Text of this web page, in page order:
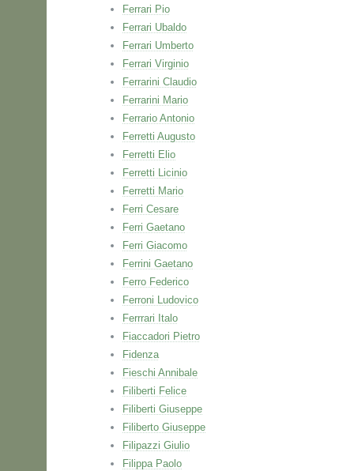
Ferrari Pio
Ferrari Ubaldo
Ferrari Umberto
Ferrari Virginio
Ferrarini Claudio
Ferrarini Mario
Ferrario Antonio
Ferretti Augusto
Ferretti Elio
Ferretti Licinio
Ferretti Mario
Ferri Cesare
Ferri Gaetano
Ferri Giacomo
Ferrini Gaetano
Ferro Federico
Ferroni Ludovico
Ferrrari Italo
Fiaccadori Pietro
Fidenza
Fieschi Annibale
Filiberti Felice
Filiberti Giuseppe
Filiberto Giuseppe
Filipazzi Giulio
Filippa Paolo